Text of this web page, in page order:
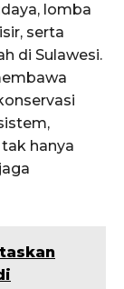
lomba
serta
di Sulawesi.
hanya